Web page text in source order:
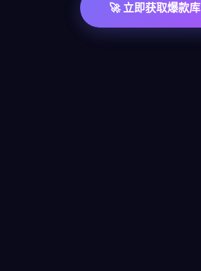
🚀 立即获取爆款库